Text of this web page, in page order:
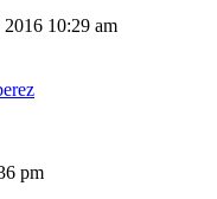
10:29 am
pm